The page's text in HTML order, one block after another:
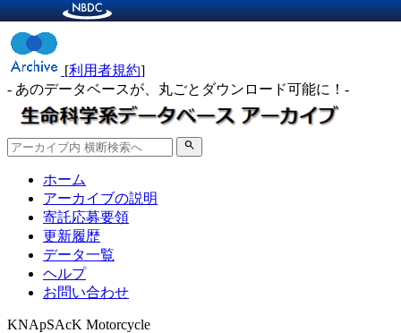
[利用者規約]
- あのデータベースが、丸ごとダウンロード可能に！-
search
ホーム
アーカイブの説明
寄託応募要領
更新履歴
データ一覧
ヘルプ
お問い合わせ
KNApSAcK Motorcycle